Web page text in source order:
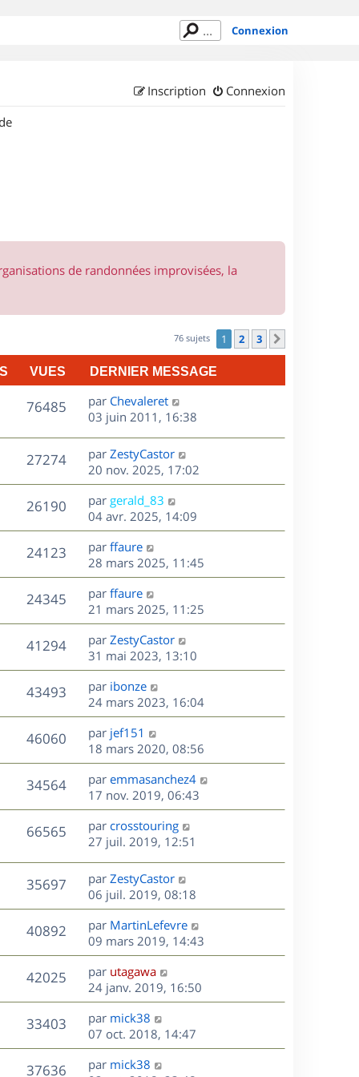
Connexion
Connexion
Inscription
de randonnées improvisées, la
76 sujets 1 2 3
VUES DERNIER MESSAGE
76485V
u
e
D
e
n
i
e
r
m
e
s
s
a
g
e
par Chevaleret
03 juin 2011, 16:38
27274V
u
s
D
e
r
n
i
e
r
m
e
s
s
a
g
e
par ZestyCastor
20 nov. 2025, 17:02
26190V
u
e
D
e
r
n
i
e
r
m
e
s
s
a
g
e
par gerald_83
04 avr. 2025, 14:09
24123V
u
D
e
r
n
i
e
r
m
e
s
s
a
g
e
par ffaure
28 mars 2025, 11:45
24345V
u
s
D
e
r
n
i
e
r
m
e
s
s
a
g
e
par ffaure
21 mars 2025, 11:25
41294V
u
e
s
D
e
r
n
i
e
r
m
e
s
s
a
g
e
par ZestyCastor
31 mai 2023, 13:10
43493V
u
D
e
r
n
i
e
r
m
e
s
s
a
g
e
par ibonze
24 mars 2023, 16:04
46060V
u
D
e
r
n
i
e
r
m
e
s
s
a
g
e
par jef151
18 mars 2020, 08:56
34564V
u
D
e
r
n
i
r
m
e
s
s
a
g
e
par emmasanchez4
17 nov. 2019, 06:43
66565V
u
e
D
e
i
e
r
m
e
s
s
a
g
e
par crosstouring
27 juil. 2019, 12:51
35697V
u
e
D
e
r
n
i
e
r
m
e
s
s
a
g
par ZestyCastor
06 juil. 2019, 08:18
40892V
u
s
D
e
r
n
i
e
r
m
e
s
par MartinLefevre
09 mars 2019, 14:43
42025V
u
e
D
e
r
n
i
e
r
par utagawa
24 janv. 2019, 16:50
33403V
u
D
e
r
n
par mick38
07 oct. 2018, 14:47
37636V
D
par mick38